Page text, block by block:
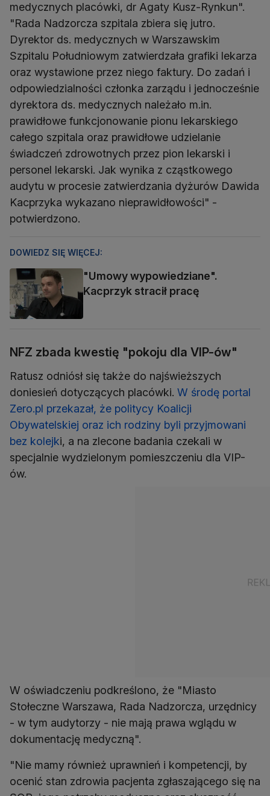
medycznych placówki, dr Agaty Kusz-Rynkun".
"Rada Nadzorcza szpitala zbiera się jutro.
Dyrektor ds. medycznych w Warszawskim
Szpitalu Południowym zatwierdzała grafiki lekarza
oraz wystawione przez niego faktury. Do zadań i
odpowiedzialności członka zarządu i jednocześnie
dyrektora ds. medycznych należało m.in.
prawidłowe funkcjonowanie pionu lekarskiego
całego szpitala oraz prawidłowe udzielanie
świadczeń zdrowotnych przez pion lekarski i
personel lekarski. Jak wynika z cząstkowego
audytu w procesie zatwierdzania dyżurów Dawida
Kacprzyka wykazano nieprawidłowości" -
potwierdzono.
DOWIEDZ SIĘ WIĘCEJ:
"Umowy wypowiedziane".
Kacprzyk stracił pracę
NFZ zbada kwestię "pokoju dla VIP-ów"
Ratusz odniósł się także do najświeższych
doniesień dotyczących placówki. W środę portal
Zero.pl przekazał, że politycy Koalicji
Obywatelskiej oraz ich rodziny byli przyjmowani
bez kolejki, a na zlecone badania czekali w
specjalnie wydzielonym pomieszczeniu dla VIP-
ów.
W oświadczeniu podkreślono, że "Miasto
Stołeczne Warszawa, Rada Nadzorcza, urzędnicy
- w tym audytorzy - nie mają prawa wglądu w
dokumentację medyczną".
"Nie mamy również uprawnień i kompetencji, by
ocenić stan zdrowia pacjenta zgłaszającego się na